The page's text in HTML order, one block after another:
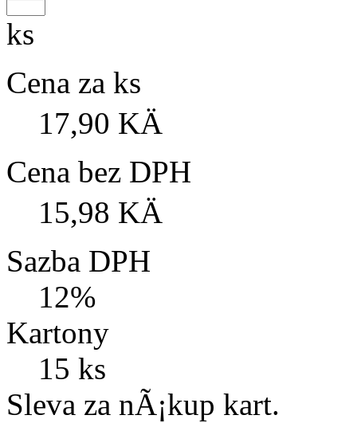
ks
Cena za ks
17,90 KÄ
Cena bez DPH
15,98 KÄ
Sazba DPH
12%
Kartony
15 ks
Sleva za nÃ¡kup kart.